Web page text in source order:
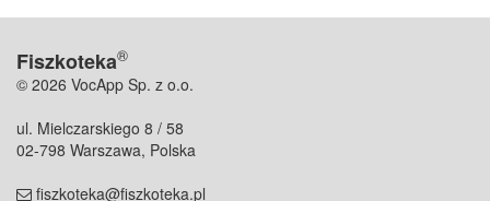
Fiszkoteka®
© 2026 VocApp Sp. z o.o.
ul. Mielczarskiego 8 / 58
02-798 Warszawa, Polska
fiszkoteka@fiszkoteka.pl